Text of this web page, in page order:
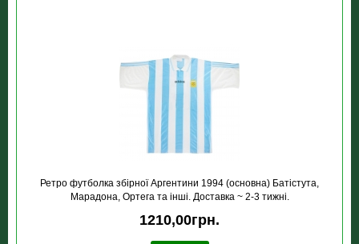
Ретро футболка збірної Аргентини 1994 (основна) Батістута,
Марадона, Ортега та інші. Доставка ~ 2-3 тижні.
1210,00грн.